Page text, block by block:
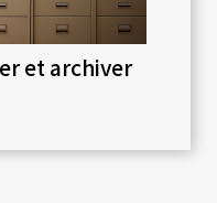
et archiver